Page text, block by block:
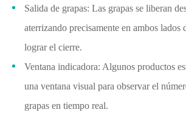
Salida de grapas: Las grapas se liberan
aterrizando precisamente en ambos lados
lograr el cierre.
Ventana indicadora: Algunos productos
una ventana visual para observar el
grapas en tiempo real.